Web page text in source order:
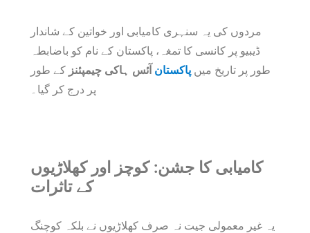
مردوں کی یہ سنہری کامیابی اور خواتین کے شاندار
ڈیبیو پر کانسی کا تمغہ، پاکستان کے نام کو باضابطہ
طور پر تاریخ میں پاکستان آئس ہاکی چیمپئنز کے طور
پر درج کر گیا۔
کامیابی کا جشن: کوچز اور کھلاڑیوں
کے تاثرات
یہ غیر معمولی جیت نہ صرف کھلاڑیوں نے بلکہ کوچنگ